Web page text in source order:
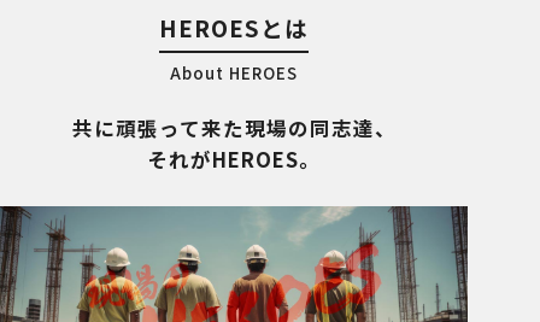
HEROESとは
About HEROES
共に頑張って来た現場の同志達、
それがHEROES。